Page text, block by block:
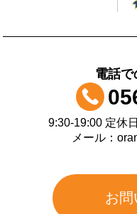
電話
9:30-19:00 定休
メール：
お